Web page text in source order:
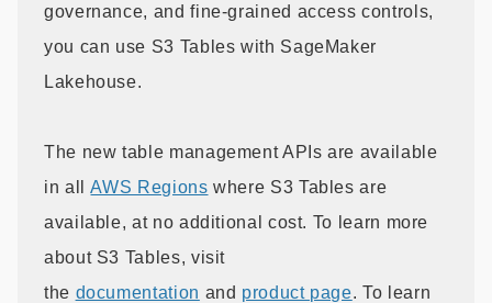
governance, and fine-grained access controls,
you can use S3 Tables with SageMaker
Lakehouse.
The new table management APIs are available
in allAWS Regions where S3 Tables are
available, at no additional cost. To learn more
about S3 Tables, visit
the documentation and product page. To learn